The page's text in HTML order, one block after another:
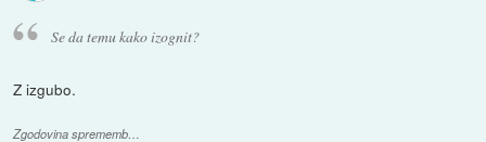
Se da temu kako izognit?
Z izgubo.
Zgodovina sprememb…